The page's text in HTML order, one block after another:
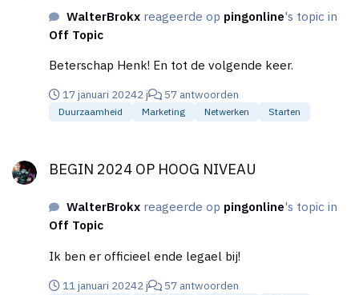
maken. Ze probeerde ChatGPT te laten helpen met
het schrijven van code. Haar eerste reactie: 'Zo, dat
is climme code.' Haar tweede reactie: 'Het werkt
steeds een hulpmiddel is in het vakgebied dat je al
beheerst, omdat als het niet jouw vak is, je niet kunt
WalterBrokx reageerde op pingonline's topic in
Off Topic
Beterschap Henk! En tot de volgende keer.
17 januari 20242 j 57 antwoorden
Duurzaamheid Marketing Netwerken Starten
BEGIN 2024 OP HOOG NIVEAU
WalterBrokx reageerde op pingonline's topic in
Off Topic
Ik ben er officieel ende legael bij!
11 januari 20242 j 57 antwoorden